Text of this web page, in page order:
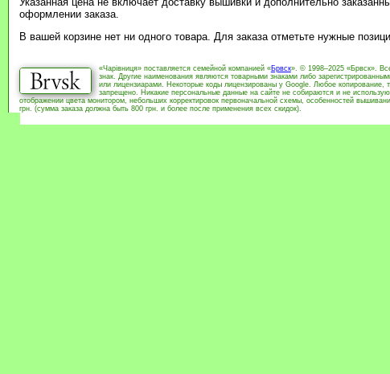
оформлении заказа.
В вашей корзине нет ни одного товара. Для заказа отметьте нужные
«Чарівниця» поставляется семейной компанией «Брвск». © 1998–2025 «Брвск».
знак. Другие наименования являются товарными знаками либо
или лицензиарами. Некоторые коды лицензированы у Google. Любое копирование,
запрещено. Никакие персональные данные на сайте не собираются и не
отображении цвета монитором, небольших корректировок первоначальной схемы, особенностей
грн. (сумма заказа должна быть 800 грн. и более после применения всех скидок).